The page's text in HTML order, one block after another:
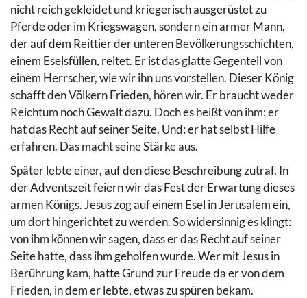
nicht reich gekleidet und kriegerisch ausgerüstet zu
Pferde oder im Kriegswagen, sondern ein armer Mann,
der auf dem Reittier der unteren Bevölkerungsschichten,
einem Eselsfüllen, reitet. Er ist das glatte Gegenteil von
einem Herrscher, wie wir ihn uns vorstellen. Dieser König
schafft den Völkern Frieden, hören wir. Er braucht weder
Reichtum noch Gewalt dazu. Doch es heißt von ihm: er
hat das Recht auf seiner Seite. Und: er hat selbst Hilfe
erfahren. Das macht seine Stärke aus.
Später lebte einer, auf den diese Beschreibung zutraf. In
der Adventszeit feiern wir das Fest der Erwartung dieses
armen Königs. Jesus zog auf einem Esel in Jerusalem ein,
um dort hingerichtet zu werden. So widersinnig es klingt:
von ihm können wir sagen, dass er das Recht auf seiner
Seite hatte, dass ihm geholfen wurde. Wer mit Jesus in
Berührung kam, hatte Grund zur Freude da er von dem
Frieden, in dem er lebte, etwas zu spüren bekam.